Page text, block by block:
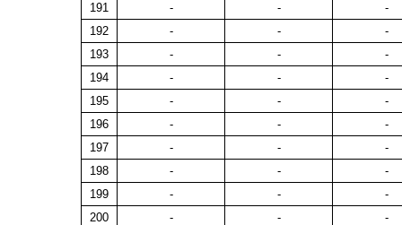
191
- -
-
192
- -
-
193
- -
-
194
- -
-
195
- -
-
196
- -
-
197
- -
-
198
- -
-
199
- -
-
200
- -
-